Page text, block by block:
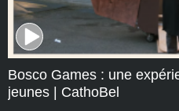
Bosco Games : une
jeunes | CathoBel